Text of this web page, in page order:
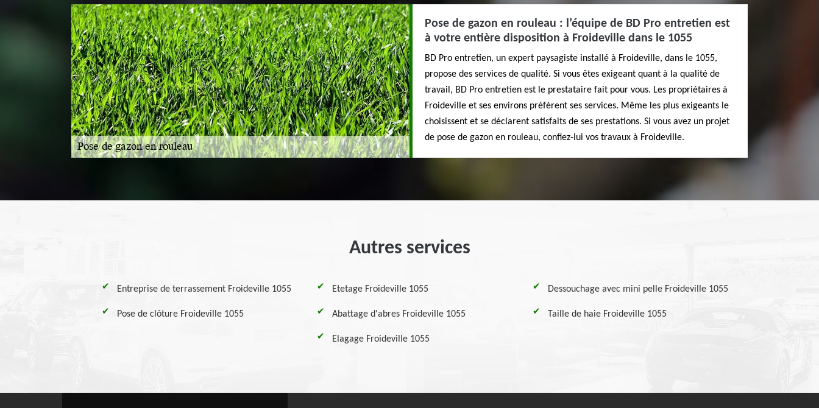
Pose de gazon en rouleau : l’équipe de BD Pro entretien est
à votre entière disposition à Froideville dans le 1055
BD Pro entretien, un expert paysagiste installé à Froideville, dans le 1055,
propose des services de qualité. Si vous êtes exigeant quant à la qualité de
travail, BD Pro entretien est le prestataire fait pour vous. Les propriétaires à
Froideville et ses environs préfèrent ses services. Même les plus exigeants le
choisissent et se déclarent satisfaits de ses prestations. Si vous avez un projet
de pose de gazon en rouleau, confiez-lui vos travaux à Froideville.
Autres services
Entreprise de terrassement Froideville 1055 Etetage Froideville 1055 Dessouchage avec mini pelle Froideville 1055
Pose de clôture Froideville 1055 Abattage d'abres Froideville 1055 Taille de haie Froideville 1055
Elagage Froideville 1055